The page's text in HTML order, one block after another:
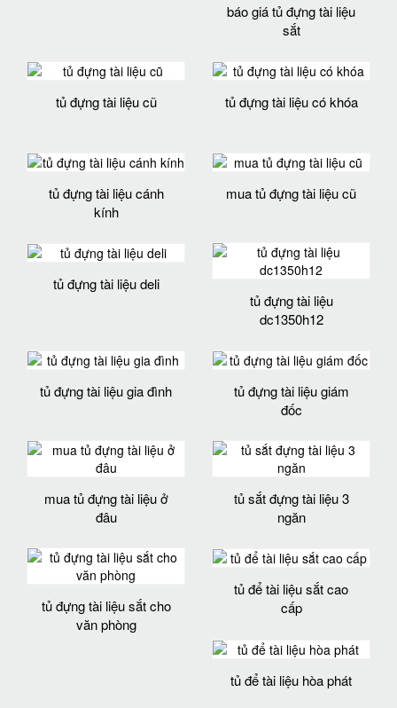
báo giá tủ đựng tài liệu
sắt
tủ đựng tài liệu cũ tủ đựng tài liệu có khóa
tủ đựng tài liệu cánh
kính
mua tủ đựng tài liệu cũ
tủ đựng tài liệu deli
tủ đựng tài liệu
dc1350h12
tủ đựng tài liệu gia đình
tủ đựng tài liệu giám
đốc
mua tủ đựng tài liệu ở
đâu
tủ sắt đựng tài liệu 3
ngăn
tủ đựng tài liệu sắt cho
văn phòng
tủ để tài liệu sắt cao
cấp
tủ để tài liệu hòa phát